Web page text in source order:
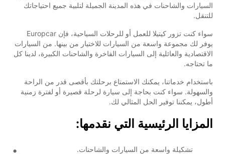
السيارات والشاحنات في هذه المدينة الجميلة لتلبية جميع احتياجاتك
للتنقل.
سواء كنت تزور كيتيلا للعمل أو للرحلات السياحية، فإن Europcar
يوفر لك مجموعة واسعة من السيارات للاختيار من بينها. من السيارات
الاقتصادية والعائلية إلى السيارات الفاخرة والشاحنات الكبيرة، لدينا كل
ما تحتاجه.
باستخدام خدماتنا، يمكنك الاستمتاع برحلتك بأقصى قدر من الراحة
والسهولة. سواء كنت بحاجة إلى سيارة لرحلة قصيرة أو لفترة زمنية
أطول، يمكننا توفير الحل المثالي لك.
المزايا الرئيسية التي نقدمها:
تشكيلة واسعة من السيارات والشاحنات.